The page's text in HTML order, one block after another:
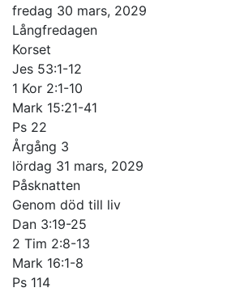
fredag 30 mars, 2029
Långfredagen
Korset
Jes 53:1-12
1 Kor 2:1-10
Mark 15:21-41
Ps 22
Årgång 3
lördag 31 mars, 2029
Påsknatten
Genom död till liv
Dan 3:19-25
2 Tim 2:8-13
Mark 16:1-8
Ps 114